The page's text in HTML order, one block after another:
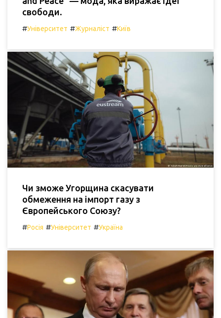
свободи.
#Університет #Журналіст #Київ
Чи зможе Угорщина скасувати
обмеження на імпорт газу з
Європейського Союзу?
#Росія #Університет #Україна